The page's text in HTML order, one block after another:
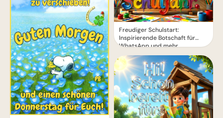
Freudiger Schulstart:
Inspirierende Botschaft für
WhatsApp und mehr